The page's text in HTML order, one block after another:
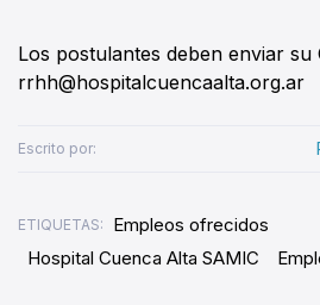
Los postulantes deben enviar su
rrhh@hospitalcuencaalta.org.ar
Escrito por:
ETIQUETAS:
Empleos ofrecidos
Hospital Cuenca Alta SAMIC